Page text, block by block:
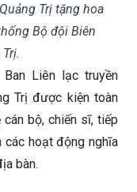
Trị tặng hoa
Bộ đội Biên
Liên lạc truyền
Trị được kiện toàn
bộ, chiến sĩ, tiếp
các hoạt động nghĩa
bàn.